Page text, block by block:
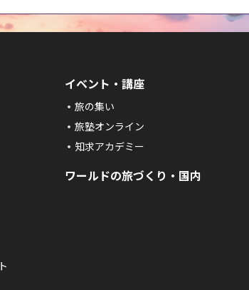
イベント・講座
旅の集い
旅塾オンライン
知求アカデミー
ワールドの旅づくり・国内